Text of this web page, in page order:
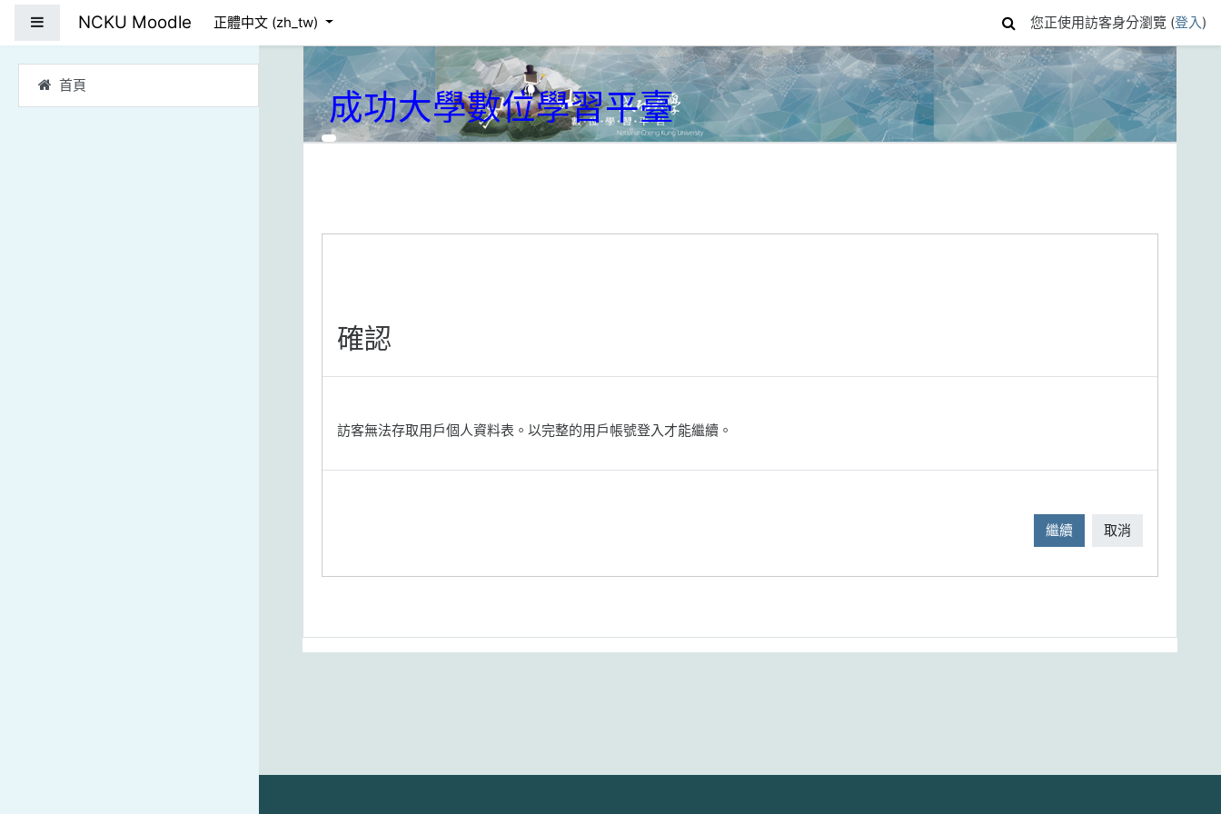
首頁
NCKU Moodle 正體中文 ‎(zh_tw)‎ 您正使用訪客身分瀏覽 (登入)
成功大學數位學習平臺
確認
訪客無法存取用戶個人資料表。以完整的用戶帳號登入才能繼續。
繼續 取消